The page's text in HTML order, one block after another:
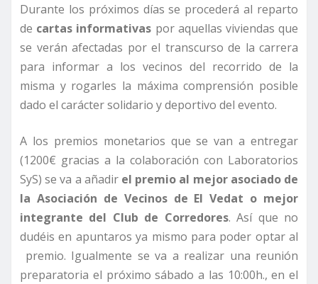
Durante los próximos días se procederá al reparto
de cartas informativas por aquellas viviendas que
se verán afectadas por el transcurso de la carrera
para informar a los vecinos del recorrido de la
misma y rogarles la máxima comprensión posible
dado el carácter solidario y deportivo del evento.
A los premios monetarios que se van a entregar
(1200€ gracias a la colaboración con Laboratorios
SyS) se va a añadir el premio al mejor asociado de
la Asociación de Vecinos de El Vedat o mejor
integrante del Club de Corredores. Así que no
dudéis en apuntaros ya mismo para poder optar al
premio. Igualmente se va a realizar una reunión
preparatoria el próximo sábado a las 10:00h., en el